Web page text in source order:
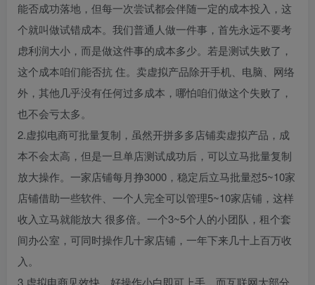
能否成功落地，但每一次尝试都会伴随一定的成本投入，这
个就叫做试错成本。我们普通人做一件事，首先永远不要考
虑利润大小，而是做这件事的成本多少。若是测试失败了，
这个成本咱们能否抗 住。卖虚拟产品除开手机、电脑、网络
外，其他几乎没有任何过多成本，哪怕咱们做这个失败了，
也不会亏太多。
2.虚拟电商可批量复制，虽然开拼多多店铺卖虚拟产品，成
本不会太高，但是一旦单店测试成功后，可以立马批量复制
放大操作。一家店铺每月挣3000，稳定后立马批量怼5~10家
店铺借助一些软件、一个人完全可以管理5~10家店铺，这样
收入立马就能放大 很多倍。一个3~5个人的小团队，租个套
间办公室，可同时操作几十家店铺，一年下来几十上百万收
入。